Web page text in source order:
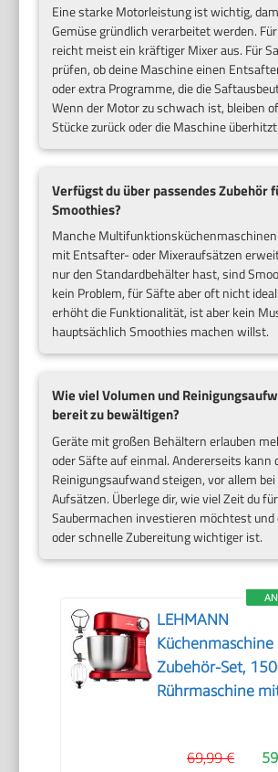
Eine starke Motorleistung ist wichtig,
Gemüse gründlich verarbeitet werden.
reicht meist ein kräftiger Mixer aus. Für
prüfen, ob deine Maschine einen
oder extra Programme, die die
Wenn der Motor zu schwach ist, bleiben
Stücke zurück oder die Maschine überhitzt.
Verfügst du über passendes Zubehör
Smoothies?
Manche
mit Entsafter- oder Mixeraufsätzen
nur den Standardbehälter hast, sind
kein Problem, für Säfte aber oft nicht
erhöht die Funktionalität, ist aber kein
hauptsächlich Smoothies machen willst.
Wie viel Volumen und
bereit zu bewältigen?
Geräte mit großen Behältern erlauben
oder Säfte auf einmal. Andererseits kann
Reinigungsaufwand steigen, vor allem
Aufsätzen. Überlege dir, wie viel Zeit du
Saubermachen investieren möchtest
oder schnelle Zubereitung wichtiger ist.
LEHMANN
Zubehör-Set,
Rührmaschine
69,99 €